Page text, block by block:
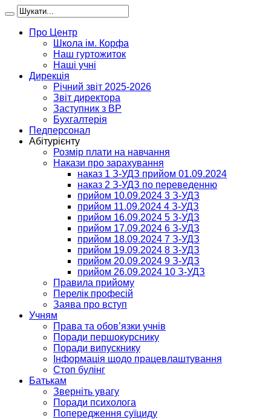
Про Центр
Школа ім. Корфа
Наш гуртожиток
Наші учні
Дирекція
Річний звіт 2025-2026
Звіт директора
Заступник з ВР
Бухгалтерія
Педперсонал
Абітурієнту
Розмір плати на навчання
Накази про зарахування
наказ 1 З-УДЗ прийом 01.09.2024
наказ 2 З-УДЗ по переведенню
прийом 10.09.2024 3 З-УДЗ
прийом 11.09.2024 4 З-УДЗ
прийом 16.09.2024 5 З-УДЗ
прийом 17.09.2024 6 З-УДЗ
прийом 18.09.2024 7 З-УДЗ
прийом 19.09.2024 8 З-УДЗ
прийом 20.09.2024 9 З-УДЗ
прийом 26.09.2024 10 З-УДЗ
Правила прийому
Перелік професій
Заява про вступ
Учням
Права та обов’язки учнів
Поради першокурснику
Поради випускнику
Інформація щодо працевлаштування
Стоп булінг
Батькам
Зверніть увагу
Поради психолога
Попередження суїциду